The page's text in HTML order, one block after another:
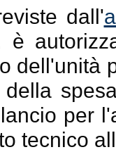
dall'
è
dell'unità
per
tecnico